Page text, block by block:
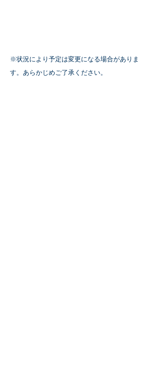
※状況により予定は変更になる場合がありま
す。あらかじめご了承ください。